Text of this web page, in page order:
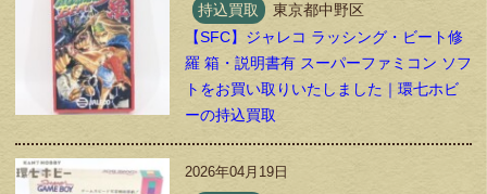
持込買取
東京都中野区
【SFC】ジャレコ ラッシング・ビート修
羅 箱・説明書有 スーパーファミコン ソフ
トをお買い取りいたしました｜環七ホビ
ーの持込買取
2026年04月19日